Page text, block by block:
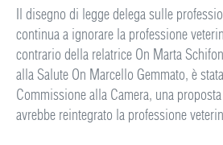
Il disegno di legge delega sulle
continua a ignorare la professione
contrario della relatrice On Marta
alla Salute On Marcello Gemmato, è
Commissione alla Camera, una
avrebbe reintegrato la professione